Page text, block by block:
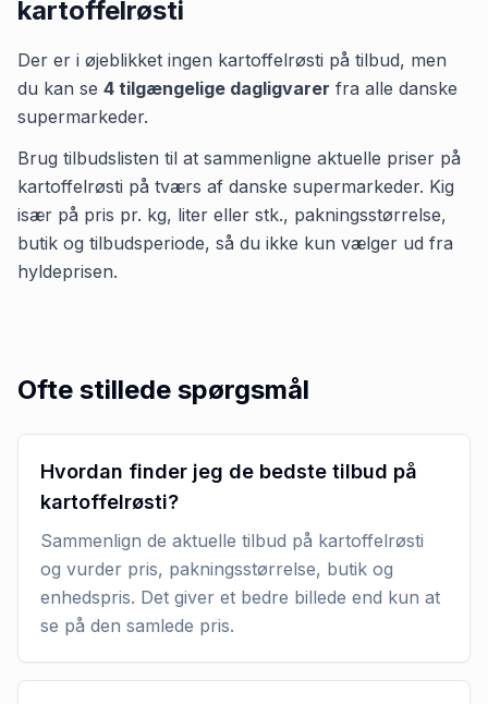
kartoffelrøsti
Der er i øjeblikket ingen kartoffelrøsti på tilbud, men
du kan se 4 tilgængelige dagligvarer fra alle danske
supermarkeder.
Brug tilbudslisten til at sammenligne aktuelle priser på
kartoffelrøsti på tværs af danske supermarkeder. Kig
især på pris pr. kg, liter eller stk., pakningsstørrelse,
butik og tilbudsperiode, så du ikke kun vælger ud fra
hyldeprisen.
Ofte stillede spørgsmål
Hvordan finder jeg de bedste tilbud på
kartoffelrøsti?
Sammenlign de aktuelle tilbud på kartoffelrøsti
og vurder pris, pakningsstørrelse, butik og
enhedspris. Det giver et bedre billede end kun at
se på den samlede pris.